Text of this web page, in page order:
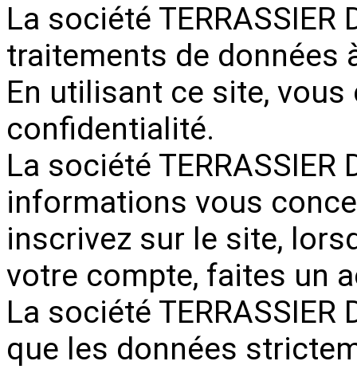
La société
traitements de données
En utilisant ce site,
confidentialité.
La société TERRASSIER
informations vous
inscrivez sur le site,
votre compte, faites un
La société
que les données